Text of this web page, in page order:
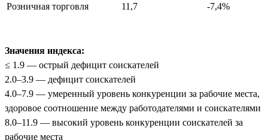
Розничная торговля 11,7 -7,4%
Значения индекса:
≤ 1.9 — острый дефицит соискателей
2.0–3.9 — дефицит соискателей
4.0–7.9 — умеренный уровень конкуренции за рабочие места,
здоровое соотношение между работодателями и соискателями
8.0–11.9 — высокий уровень конкуренции соискателей за
рабочие места